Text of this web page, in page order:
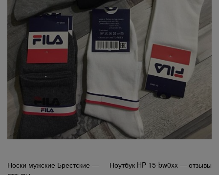
Навигация
Носки мужские Брестские —
Ноутбук HP 15-bw0xx — отзывы